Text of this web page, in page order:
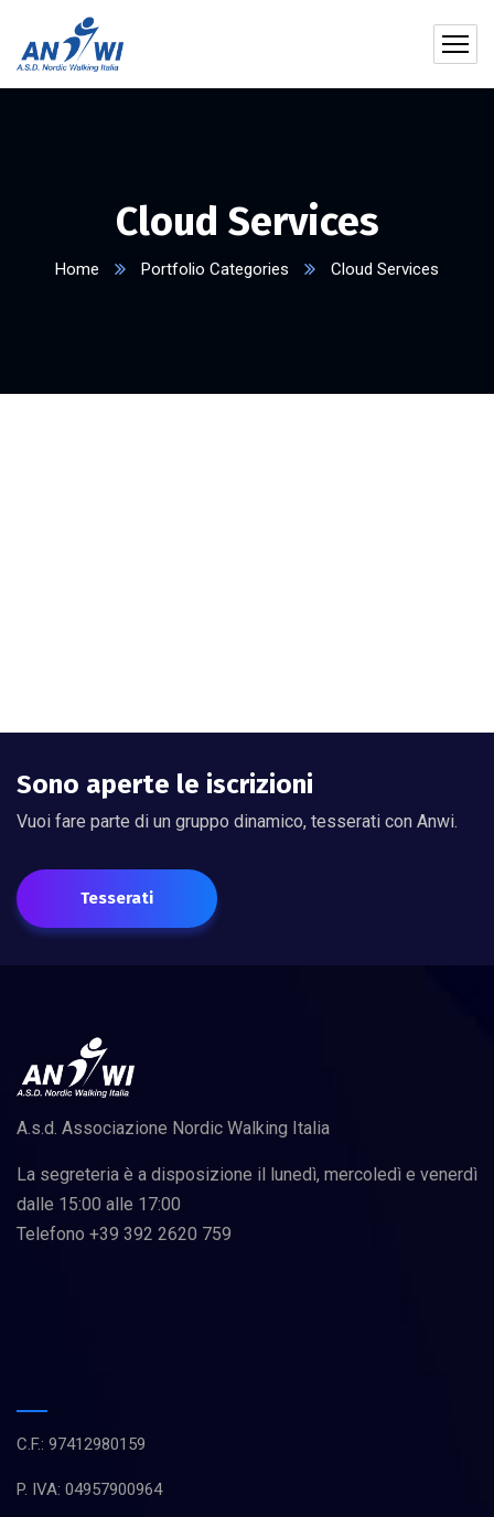
Cloud Services
Home Portfolio Categories Cloud Services
Sono aperte le iscrizioni
Vuoi fare parte di un gruppo dinamico, tesserati con Anwi.
Tesserati
A.s.d. Associazione Nordic Walking Italia
La segreteria è a disposizione il lunedì, mercoledì e venerdì
dalle 15:00 alle 17:00
Telefono +39 392 2620 759
C.F.: 97412980159
P. IVA: 04957900964